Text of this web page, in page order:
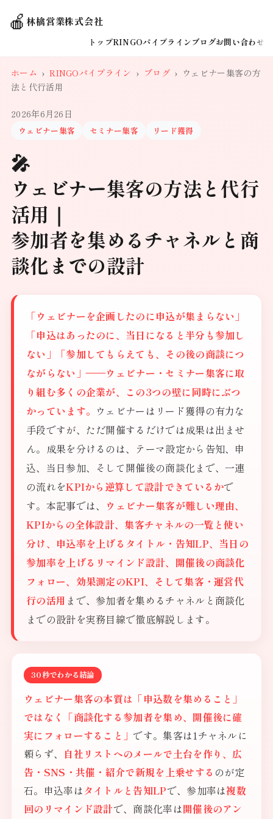
🍎林檎営業株式会社
トップRINGOパイプラインブログお問い合わせ
ホーム › RINGOパイプライン › ブログ › ウェビナー集客の方
法と代行活用
2026年6月26日
ウェビナー集客 セミナー集客 リード獲得
🎤
ウェビナー集客の方法と代行
活用｜
参加者を集めるチャネルと商
談化までの設計
「ウェビナーを企画したのに申込が集まらない」
「申込はあったのに、当日になると半分も参加し
ない」「参加してもらえても、その後の商談につ
ながらない」——ウェビナー・セミナー集客に取
り組む多くの企業が、この3つの壁に同時にぶつ
かっています。 ウェビナーはリード獲得の有力な
手段ですが、ただ開催するだけでは成果は出ませ
ん。成果を分けるのは、テーマ設定から告知、申
込、当日参加、そして開催後の商談化まで、一連
の流れをKPIから逆算して設計できているかで
す。本記事では、 ウェビナー集客が難しい理由、
KPIからの全体設計、集客チャネルの一覧と使い
分け、申込率を上げるタイトル・告知LP、当日の
参加率を上げるリマインド設計、開催後の商談化
フォロー、効果測定のKPI、そして集客・運営代
行の活用 まで、参加者を集めるチャネルと商談化
までの設計を実務目線で徹底解説します。
30秒でわかる結論
ウェビナー集客の本質は「申込数を集めること」
ではなく「商談化する参加者を集め、開催後に確
実にフォローすること」です。集客は1チャネルに
頼らず、 自社リストへのメールで土台を作り、広
告・SNS・共催・紹介で新規を上乗せする のが定
石。申込率はタイトルと告知LPで、参加率は複数
回のリマインド設計で、商談化率は開催後のアン